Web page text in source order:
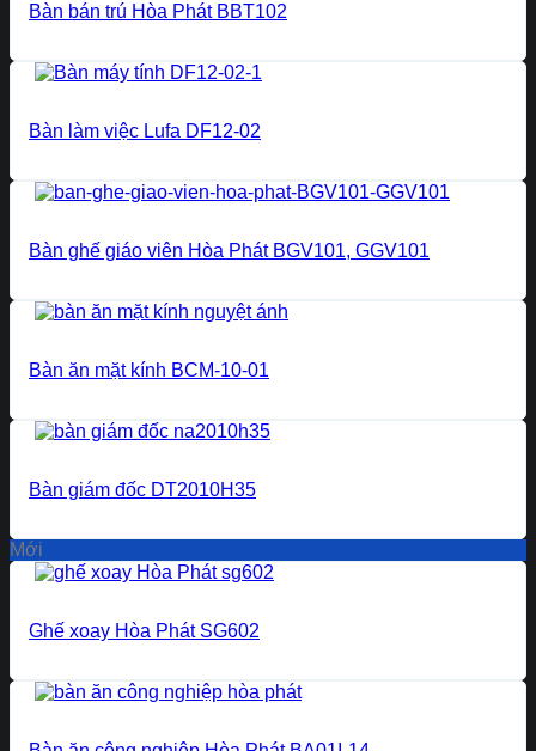
Bàn bán trú Hòa Phát BBT102
Bàn làm việc Lufa DF12-02
Bàn ghế giáo viên Hòa Phát BGV101, GGV101
Bàn ăn mặt kính BCM-10-01
Bàn giám đốc DT2010H35
Mới
Ghế xoay Hòa Phát SG602